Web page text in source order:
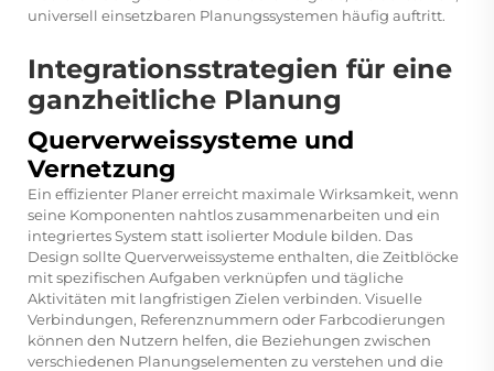
universell einsetzbaren Planungssystemen häufig auftritt.
Integrationsstrategien für eine
ganzheitliche Planung
Querverweissysteme und
Vernetzung
Ein effizienter Planer erreicht maximale Wirksamkeit, wenn
seine Komponenten nahtlos zusammenarbeiten und ein
integriertes System statt isolierter Module bilden. Das
Design sollte Querverweissysteme enthalten, die Zeitblöcke
mit spezifischen Aufgaben verknüpfen und tägliche
Aktivitäten mit langfristigen Zielen verbinden. Visuelle
Verbindungen, Referenznummern oder Farbcodierungen
können den Nutzern helfen, die Beziehungen zwischen
verschiedenen Planungselementen zu verstehen und die